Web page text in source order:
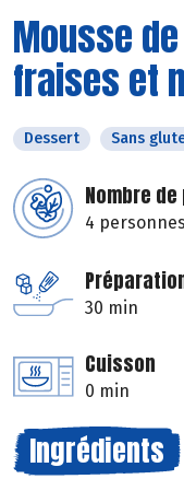
Mousse
fraises et
Dessert Sans
Nombre
4 personnes
30 min
Cuisson
0 min
Ingrédients